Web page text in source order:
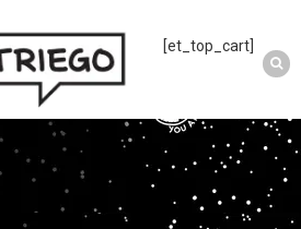
[et_top_cart]